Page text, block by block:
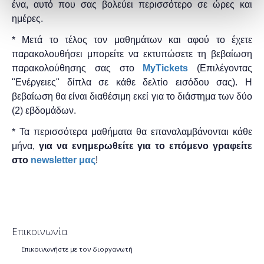
ένα, αυτό που σας βολεύει περισσότερο σε ώρες και
ημέρες.
* Μετά το τέλος τον μαθημάτων και αφού το έχετε
παρακολουθήσει μπορείτε να εκτυπώσετε τη βεβαίωση
παρακολούθησης ​σας στο
MyTickets (Επιλέγοντας
"Ενέργειες" δίπλα σε κάθε δελτίο εισόδου σας). Η
βεβαίωση θα είναι διαθέσιμη εκεί για το διάστημα των δύο
(2) εβδομάδων.
* Τα περισσότερα μαθήματα θα επαναλαμβάνονται κάθε
μήνα, για να ενημερωθείτε για το επόμενο γραφείτε
στο newsletter μας!
Επικοινωνία
Επικοινωνήστε με τον διοργανωτή